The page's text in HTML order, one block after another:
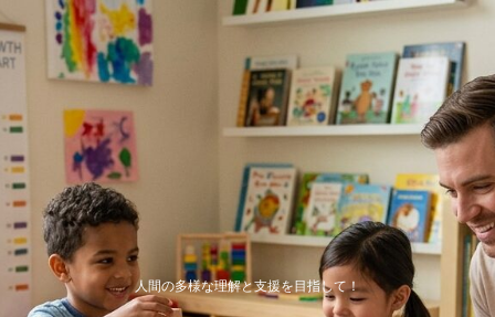
人間の多様な理解と支援を目指して！